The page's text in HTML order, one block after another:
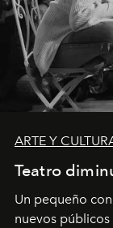
ARTE Y
Teatro
Un pequeño
nuevos